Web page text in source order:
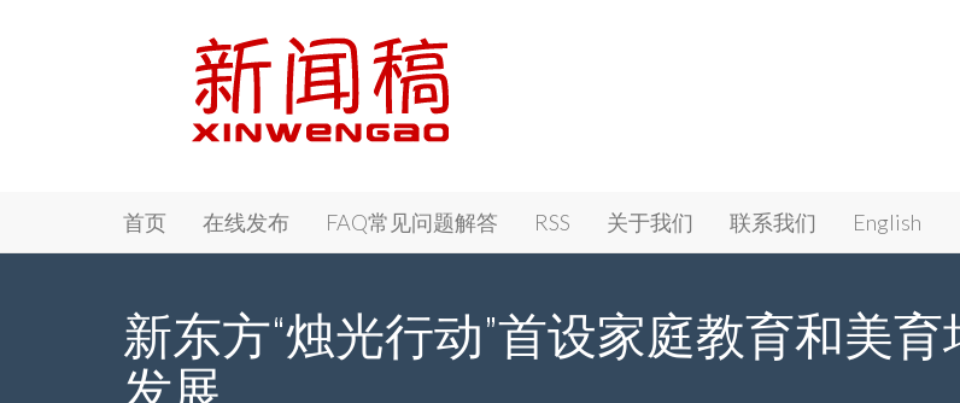
Primary
Menu
新闻稿 - Xinwengao.com
首页 在线发布 FAQ常见问题解答 RSS 关于我们 联系我们 English
新东方“烛光行动”首设家庭教育和美
发展